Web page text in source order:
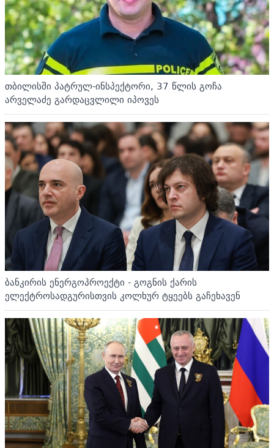
თბილისში პატრულ-ინსპექტორი, 37 წლის გოჩა
არველაძე გარდაცვლილი იპოვეს
ბანკირის ენერგოპროექტი - გოგნის ქარის
ელექტროსადგურისთვის კოლხურ ტყეებს გაჩეხავენ